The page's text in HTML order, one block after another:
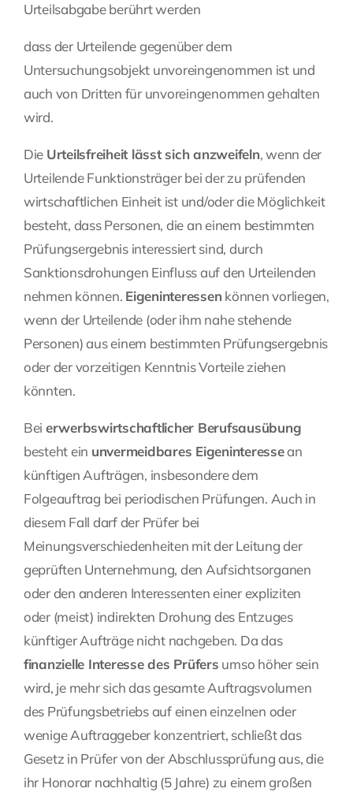
Urteilsabgabe berührt werden
dass der Urteilende gegenüber dem
Untersuchungsobjekt unvoreingenommen ist und
auch von Dritten für unvoreingenommen gehalten
wird.
Die Urteilsfreiheit lässt sich anzweifeln, wenn der
Urteilende Funktionsträger bei der zu prüfenden
wirtschaftlichen Einheit ist und/oder die Möglichkeit
besteht, dass Personen, die an einem bestimmten
Prüfungsergebnis interessiert sind, durch
Sanktionsdrohungen Einfluss auf den Urteilenden
nehmen können. Eigeninteressen können vorliegen,
wenn der Urteilende (oder ihm nahe stehende
Personen) aus einem bestimmten Prüfungsergebnis
oder der vorzeitigen Kenntnis Vorteile ziehen
könnten.
Bei erwerbswirtschaftlicher Berufsausübung
besteht ein unvermeidbares Eigeninteressean
künftigen Aufträgen, insbesondere dem
Folgeauftrag bei periodischen Prüfungen. Auch in
diesem Fall darf der Prüfer bei
Meinungsverschiedenheiten mit der Leitung der
geprüften Unternehmung, den Aufsichtsorganen
oder den anderen Interessenten einer expliziten
oder (meist) indirekten Drohung des Entzuges
künftiger Aufträge nicht nachgeben. Da das
finanzielle Interesse des Prüfers umso höher sein
wird, je mehr sich das gesamte Auftragsvolumen
des Prüfungsbetriebs auf einen einzelnen oder
wenige Auftraggeber konzentriert, schließt das
Gesetz in Prüfer von der Abschlussprüfung aus, die
ihr Honorar nachhaltig (5 Jahre) zu einem großen